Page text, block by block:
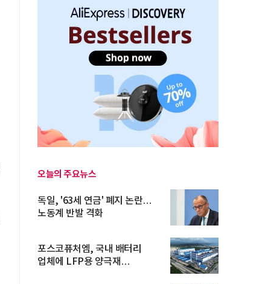
오늘의 주요뉴스
독일, '63세 연금' 폐지 논란…
노동계 반발 격화
포스코퓨처엠, 국내 배터리
업체에 LFP용 양극재